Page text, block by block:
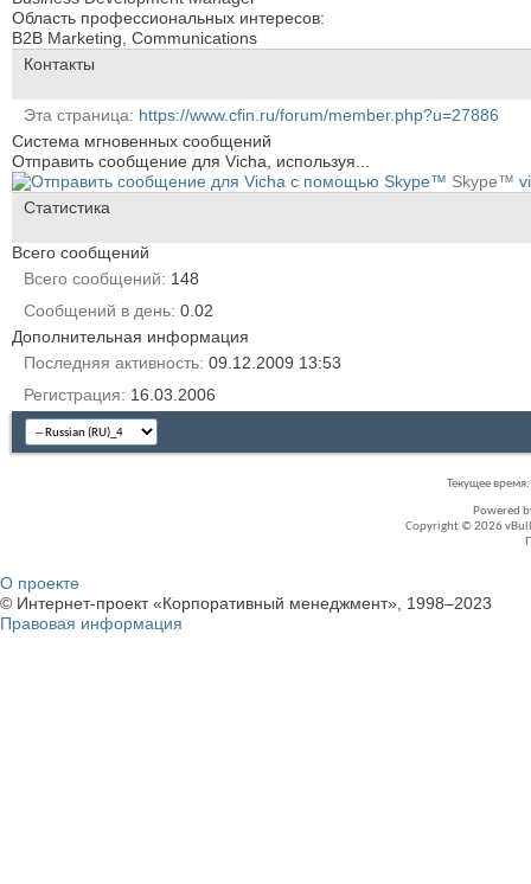
Область профессиональных интересов:
B2B Marketing, Communications
Контакты
Эта страница https://www.cfin.ru/forum/member.php?u=27886
Система мгновенных сообщений
Отправить сообщение для Vicha, используя...
Skype™
Статистика
Всего сообщений
Всего сообщений
148
Сообщений в день 0.02
Дополнительная информация
Последняя активность 09.12.2009 13:53
Регистрация
16.03.2006
Текущее время:
Powered
Copyright © 2026
О проекте
© Интернет-проект «Корпоративный менеджмент», 1998–2023
Правовая информация